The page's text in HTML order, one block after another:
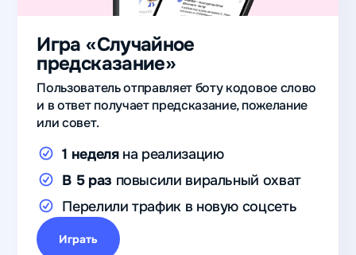
Игра «Случайное
предсказание»
Пользователь отправляет боту кодовое слово
и в ответ получает предсказание, пожелание
или совет.
1 неделяна реализацию
В 5 раз повысили виральный охват
Перелили трафик в новую соцсеть
Играть